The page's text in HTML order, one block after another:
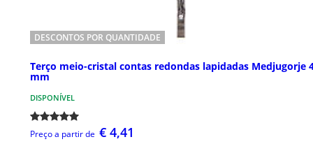
DESCONTOS POR QUANTIDADE
Terço meio-cristal contas redondas lapidadas Medjugorje
mm
DISPONÍVEL
Preço a partir de € 4,41